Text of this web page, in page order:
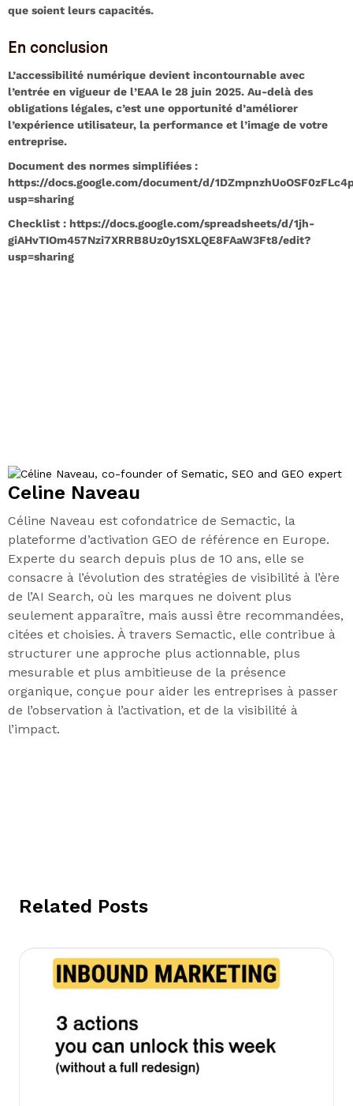
que soient leurs capacités.
En conclusion
L’accessibilité numérique devient incontournable avec
l’entrée en vigueur de l’EAA le 28 juin 2025. Au-delà des
obligations légales, c’est une opportunité d’améliorer
l’expérience utilisateur, la performance et l’image de votre
entreprise.
Document des normes simplifiées :
https://docs.google.com/document/d/
usp=sharing
Checklist : https://docs.google.com/spreadsheets/d/1jh-
giAHvTIOm457Nzi7XRRB8Uz0y1SXLQE8FAaW3Ft8/edit?
usp=sharing
Celine Naveau
Céline Naveau est cofondatrice de Semactic, la
plateforme d’activation GEO de référence en Europe.
Experte du search depuis plus de 10 ans, elle se
consacre à l’évolution des stratégies de visibilité à l’ère
de l’AI Search, où les marques ne doivent plus
seulement apparaître, mais aussi être recommandées,
citées et choisies. À travers Semactic, elle contribue à
structurer une approche plus actionnable, plus
mesurable et plus ambitieuse de la présence
organique, conçue pour aider les entreprises à passer
de l’observation à l’activation, et de la visibilité à
l’impact.
Related Posts